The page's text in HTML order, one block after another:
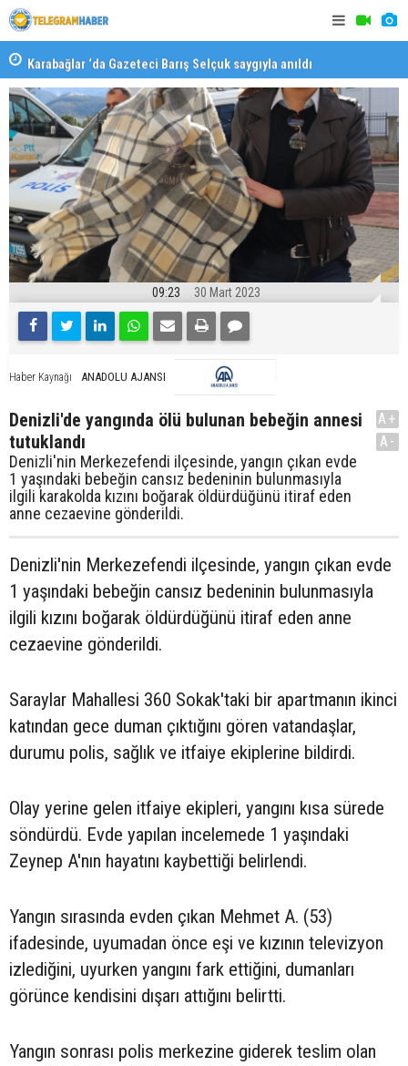
Karabağlar ‘da Gazeteci Barış Selçuk saygıyla anıldı
09:23 30 Mart 2023
Haber Kaynağı ANADOLU AJANSI
Denizli'de yangında ölü bulunan bebeğin annesi
tutuklandı
Denizli'nin Merkezefendi ilçesinde, yangın çıkan evde
1 yaşındaki bebeğin cansız bedeninin bulunmasıyla
ilgili karakolda kızını boğarak öldürdüğünü itiraf eden
anne cezaevine gönderildi.
A+
A-
Denizli'nin Merkezefendi ilçesinde, yangın çıkan evde
1 yaşındaki bebeğin cansız bedeninin bulunmasıyla
ilgili kızını boğarak öldürdüğünü itiraf eden anne
cezaevine gönderildi.
Saraylar Mahallesi 360 Sokak'taki bir apartmanın ikinci
katından gece duman çıktığını gören vatandaşlar,
durumu polis, sağlık ve itfaiye ekiplerine bildirdi.
Olay yerine gelen itfaiye ekipleri, yangını kısa sürede
söndürdü. Evde yapılan incelemede 1 yaşındaki
Zeynep A'nın hayatını kaybettiği belirlendi.
Yangın sırasında evden çıkan Mehmet A. (53)
ifadesinde, uyumadan önce eşi ve kızının televizyon
izlediğini, uyurken yangını fark ettiğini, dumanları
görünce kendisini dışarı attığını belirtti.
Yangın sonrası polis merkezine giderek teslim olan